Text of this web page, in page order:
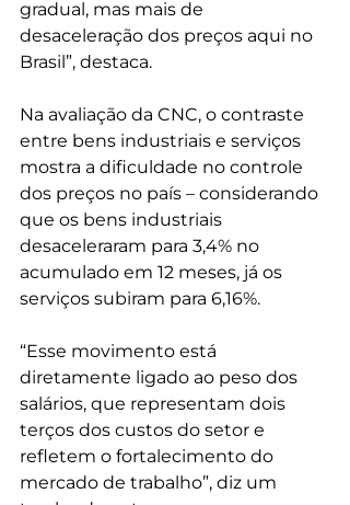
gradual, mas mais de
desaceleração dos preços aqui no
Brasil”, destaca.
Na avaliação da CNC, o contraste
entre bens industriais e serviços
mostra a dificuldade no controle
dos preços no país – considerando
que os bens industriais
desaceleraram para 3,4% no
acumulado em 12 meses, já os
serviços subiram para 6,16%.
“Esse movimento está
diretamente ligado ao peso dos
salários, que representam dois
terços dos custos do setor e
refletem o fortalecimento do
mercado de trabalho”, diz um